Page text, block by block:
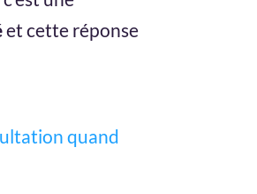
et cette réponse
quand